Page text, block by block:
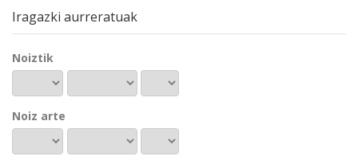
Iragazki aurreratuak
Noiztik
Noiz arte